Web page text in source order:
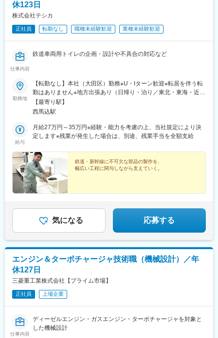
休123日
株式会社テシカ
正社員 転勤なし 職種未経験歓迎 業種未経験歓迎
仕事内容
鉄道車両用トイレの企画・設計や不具合の対応など
勤務地
【転勤なし】本社（大田区）勤務※U・Iターン歓迎※転居を伴う転
勤はありません※地方出張あり（日帰り・泊り／東北・東海・近
畿・九州エリア。月1回程度）
【最寄り駅】
西馬込駅
給与
月給27万円～35万円※経験・能力を考慮の上、当社規定により決
定します※残業が発生した場合は、別途、残業手当を全額支給
鉄道・新幹線に不可欠な部品の製作を、
幅広い工程に関与しながら支えていく。
気になる 応募する
エンジン＆ターボチャージャ技術職（機械設計）／年
休127日
三菱重工業株式会社【プライム市場】
正社員 上場企業
仕事内容
ディーゼルエンジン・ガスエンジン・ターボチャージャを対象と
した機械設計